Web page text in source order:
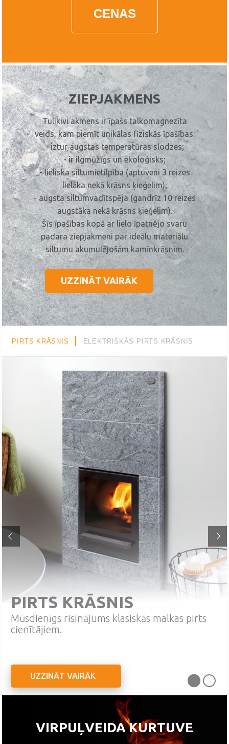
CENAS
ZIEPJAKMENS
Tulikivi akmens ir īpašs talkomagnezīta
veids, kam piemīt unikālas fiziskās īpašības:
- iztur augstas temperatūras slodzes;
- ir ilgmūžīgs un ekoloģisks;
- lieliska siltumietilpība (aptuveni 3 reizes
lielāka nekā krāsns ķieģelim);
- augsta siltumvadītspēja (gandrīz 10 reizes
augstāka nekā krāsns ķieģelim).
Šīs īpašības kopā ar lielo īpatnējo svaru
padara ziepjakmeni par ideālu materiālu
siltumu akumulējošām kamīnkrāsnīm.
UZZINĀT VAIRĀK
PIRTS KRĀSNIS ELEKTRISKĀS PIRTS KRĀSNIS
PIRTS KRĀSNIS
Mūsdienīgs risinājums klasiskās malkas pirts
cienītājiem.
UZZINĀT VAIRĀK
VIRPUĻVEIDA KURTUVE